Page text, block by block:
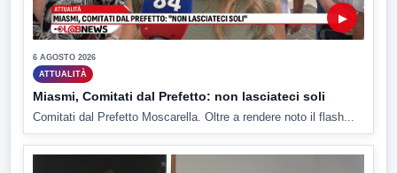
▶
6 AGOSTO 2026
ATTUALITÀ
Miasmi, Comitati dal Prefetto: non lasciateci soli
Comitati dal Prefetto Moscarella. Oltre a rendere noto il flash...